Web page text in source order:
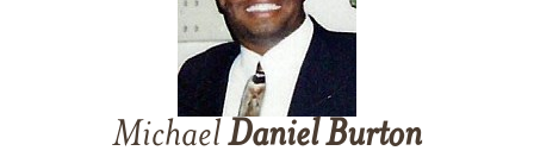
MichaelDanielBurton